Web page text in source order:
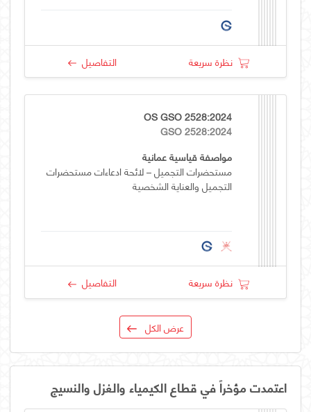
نظرة سريعة التفاصيل
OS GSO 2528:2024
GSO 2528:2024
مواصفة قياسية عمانية
مستحضرات التجميل – لائحة ادعاءات مستحضرات
التجميل والعناية الشخصية
نظرة سريعة التفاصيل
عرض الكل
اعتمدت مؤخراً في قطاع الكيمياء والغزل والنسيج